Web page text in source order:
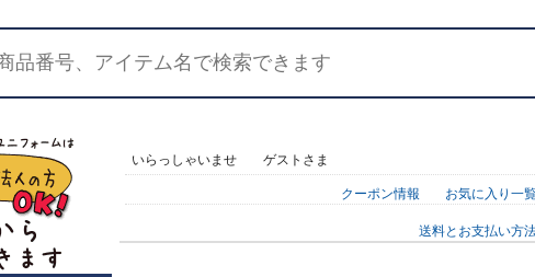
いらっしゃいませ ゲストさま
クーポン情報 お気に入り一
送料とお支払い方